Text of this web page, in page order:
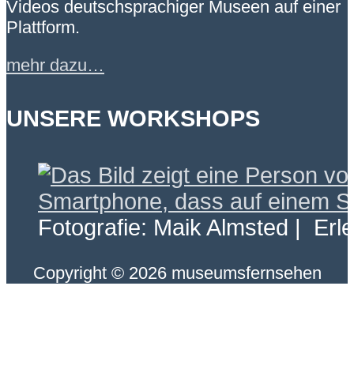
Videos deutschsprachiger Museen auf einer
Plattform.
mehr dazu…
UNSERE WORKSHOPS
Fotografie: Maik Almsted |
Copyright © 2026 museumsfernsehen